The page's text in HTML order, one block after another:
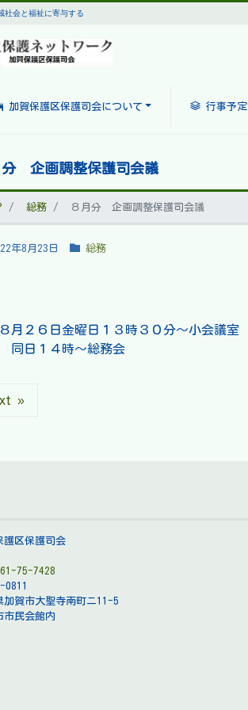
社会と福祉に寄与する
加賀保護区保護司会について 行事予定
分 企画調整保護司会議
総務 ８月分 企画調整保護司会議
年8月23日 総務
２６日金曜日１３時３０分～小会議室
１４時～総務会
»
護区保護司会
75-7428
0811
加賀市大聖寺南町ニ11-5
市民会館内